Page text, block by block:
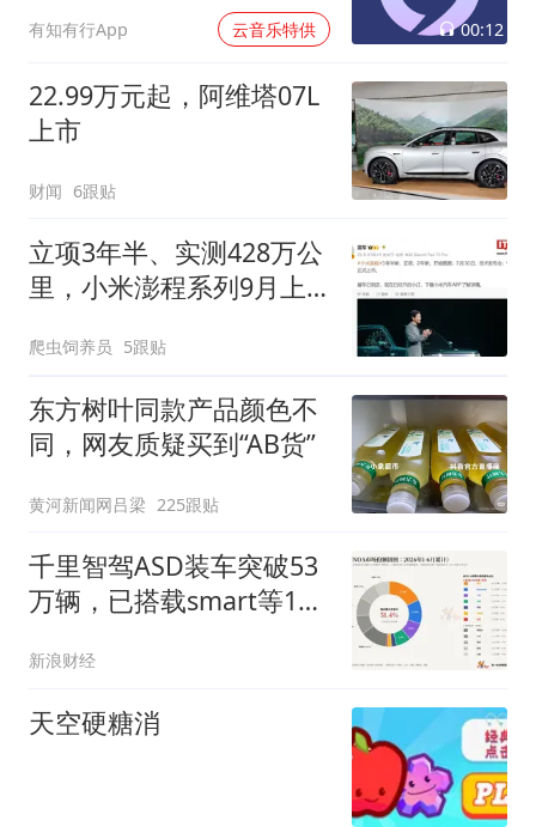
有知有行App 云音乐特供 00:12
22.99万元起，阿维塔07L
上市
财闻 6跟贴
立项3年半、实测428万公
里，小米澎程系列9月上
爬虫饲养员 5跟贴
东方树叶同款产品颜色不
同，网友质疑买到“AB货”
黄河新闻网吕梁 225跟贴
千里智驾ASD装车突破53
万辆，已搭载smart等19
新浪财经
天空硬糖消